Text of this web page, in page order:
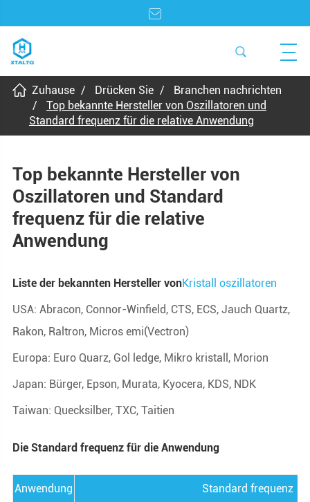
Zuhause Drücken Sie
Branchen nachrichten
Top bekannte Hersteller von Oszillatoren und
Standard frequenz für die relative Anwendung
Top bekannte Hersteller von
Oszillatoren und Standard
frequenz für die relative
Anwendung
Liste der bekannten Hersteller vonKristall oszillatoren
USA: Abracon, Connor-Winfield, CTS, ECS, Jauch Quartz,
Rakon, Raltron, Micros emi(Vectron)
Europa: Euro Quarz, Gol ledge, Mikro kristall, Morion
Japan: Bürger, Epson, Murata, Kyocera, KDS, NDK
Taiwan: Quecksilber, TXC, Taitien
Die Standard frequenz für die Anwendung
Anwendung Standard frequenz